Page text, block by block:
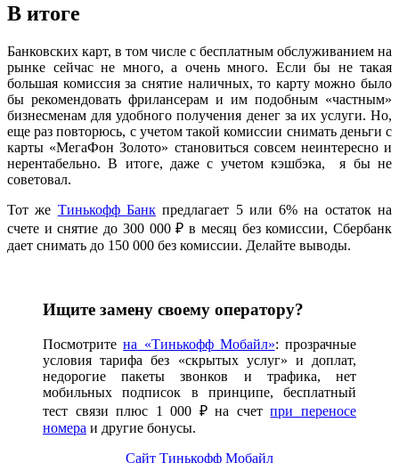
В итоге
Банковских карт, в том числе с бесплатным обслуживанием на
рынке сейчас не много, а очень много. Если бы не такая
большая комиссия за снятие наличных, то карту можно было
бы рекомендовать фрилансерам и им подобным «частным»
бизнесменам для удобного получения денег за их услуги. Но,
еще раз повторюсь, с учетом такой комиссии снимать деньги с
карты «МегаФон Золото» становиться совсем неинтересно и
нерентабельно. В итоге, даже с учетом кэшбэка, я бы не
советовал.
Тот же Тинькофф Банкпредлагает 5 или 6% на остаток на
счете и снятие до 300 000 ₽ в месяц без комиссии, Сбербанк
дает снимать до 150 000 без комиссии. Делайте выводы.
Ищите замену своему оператору?
Посмотритена «Тинькофф Мобайл»: прозрачные
условия тарифа без «скрытых услуг» и доплат,
недорогие пакеты звонков и трафика, нет
мобильных подписок в принципе, бесплатный
тест связи плюс 1 000 ₽ на счетпри переносе
номера и другие бонусы.
Сайт Тинькофф Мобайл